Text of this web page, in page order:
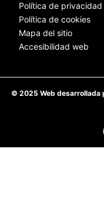
Política de privacidad
Política de cookies
Mapa del sitio
Accesibilidad web
© 2025 Web desarrollada